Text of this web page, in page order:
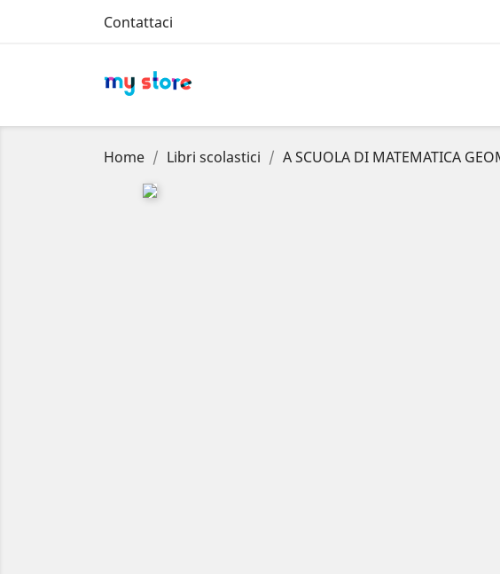
Contattaci
Home Libri scolastici A SCUOLA DI MATEMATICA